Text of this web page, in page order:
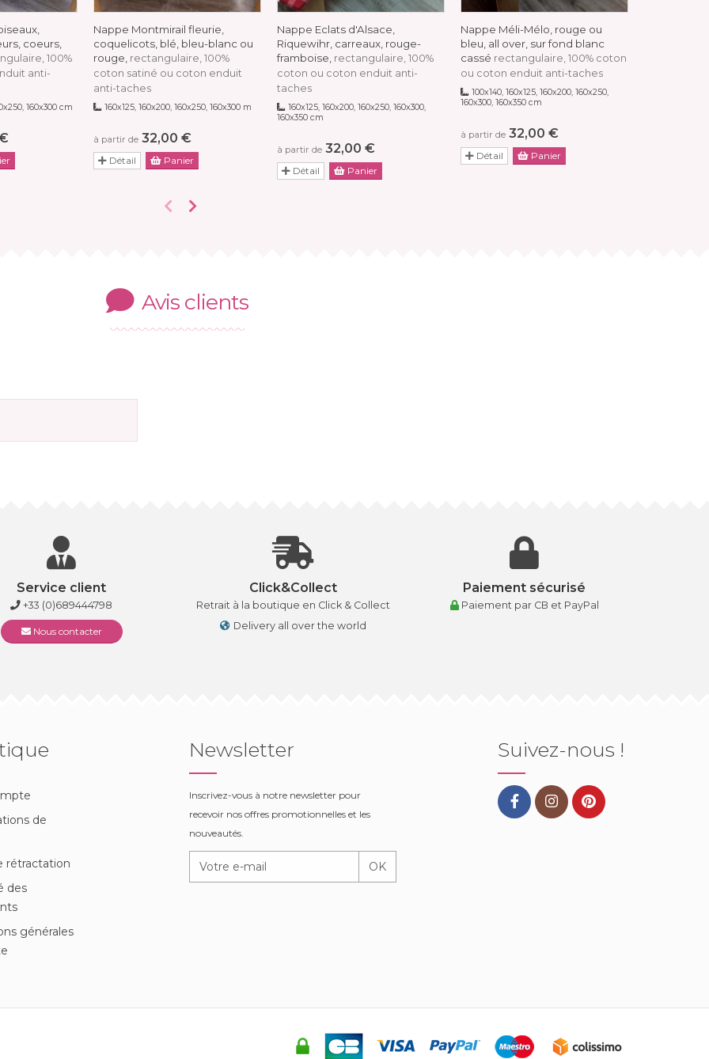
coeurs,
100%
anti-
160x300 cm
Nappe Montmirail fleurie,
coquelicots, blé, bleu-blanc ou
rouge, rectangulaire, 100%
coton satiné ou coton enduit
anti-taches
160x125, 160x200, 160x250, 160x300 m
à partir de 32,00 €
Détail Panier
Nappe Eclats d'Alsace,
Riquewihr, carreaux, rouge-
framboise, rectangulaire, 100%
coton ou coton enduit anti-
taches
160x125, 160x200, 160x250, 160x300,
160x350 cm
à partir de 32,00 €
Détail Panier
Nappe Méli-Mélo, rouge ou
bleu, all over, sur fond blanc
cassé rectangulaire, 100% coton
ou coton enduit anti-taches
100x140, 160x125, 160x200, 160x250,
160x300, 160x350 cm
à partir de 32,00 €
Détail Panier
Avis clients
Service client
+33 (0)689444798
Nous contacter
Click&Collect
Retrait à la boutique en Click & Collect
Delivery all over the world
Paiement sécurisé
Paiement par CB et PayPal
de
rétractation
des
générales
Newsletter
Inscrivez-vous à notre newsletter pour
recevoir nos offres promotionnelles et les
nouveautés.
OK
Suivez-nous !